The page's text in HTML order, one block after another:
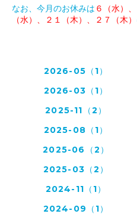
なお、今月のお休みは ６（水）
（水）、２１（木）、２７（木）
2026-05（1）
2026-03（1）
2025-11（2）
2025-08（1）
2025-06（2）
2025-03（2）
2024-11（1）
2024-09（1）